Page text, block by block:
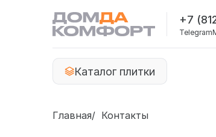
+7
Telegram
Каталог плитки
Главная Контакты